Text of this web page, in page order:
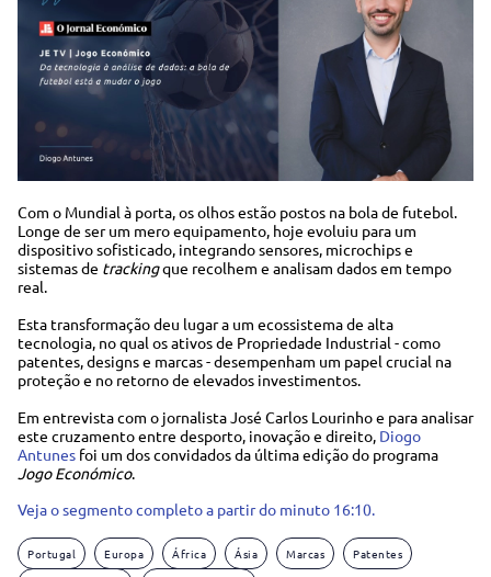
Com o Mundial à porta, os olhos estão postos na bola de futebol.
Longe de ser um mero equipamento, hoje evoluiu para um
dispositivo sofisticado, integrando sensores, microchips e
sistemas de trackingque recolhem e analisam dados em tempo
real.
Esta transformação deu lugar a um ecossistema de alta
tecnologia, no qual os ativos de Propriedade Industrial - como
patentes, designs e marcas - desempenham um papel crucial na
proteção e no retorno de elevados investimentos.
Em entrevista com o jornalista José Carlos Lourinho e para analisar
este cruzamento entre desporto, inovação e direito, Diogo
Antunes foi um dos convidados da última edição do programa
Jogo Económico.
Veja o segmento completo a partir do minuto 16:10.
Portugal Europa África Ásia Marcas
Patentes